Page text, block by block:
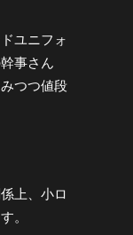
ユニフォ
事さん
つつ値段
上、小ロ
。